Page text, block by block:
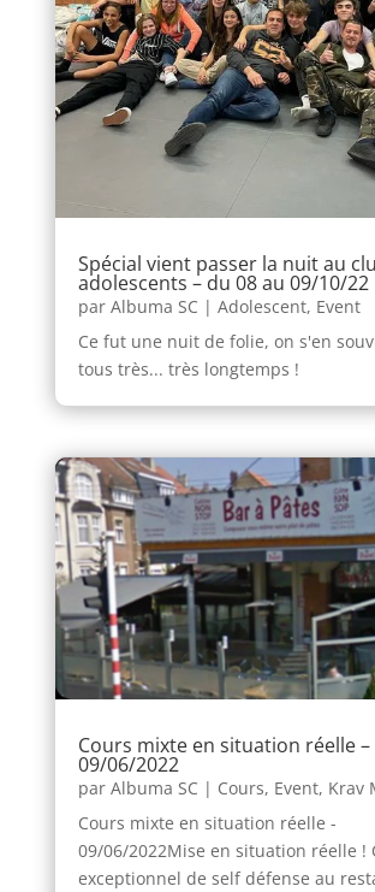
Spécial vient passer la nuit au
adolescents – du 08 au 09/10/22
par Albuma SC | Adolescent, Event
Ce fut une nuit de folie, on s'en
tous très... très longtemps !
Cours mixte en situation réelle –
09/06/2022
par Albuma SC | Cours, Event, Krav
Cours mixte en situation réelle -
09/06/2022Mise en situation réelle !
exceptionnel de self défense au